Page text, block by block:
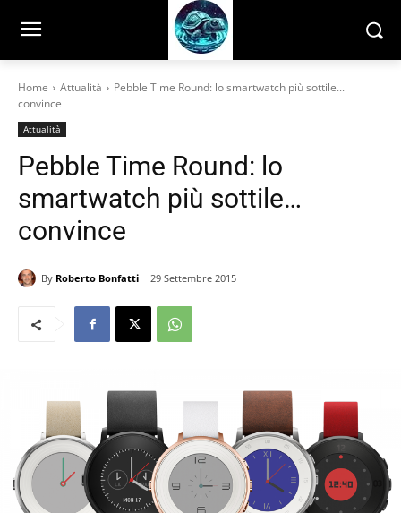
Home Attualità
Pebble Time Round: lo smartwatch più sottile...
convince
Attualità
Pebble Time Round: lo
smartwatch più sottile…
convince
By Roberto Bonfatti 29 Settembre 2015